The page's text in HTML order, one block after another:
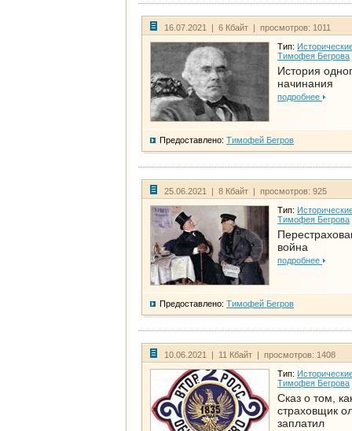
16.07.2021 | 6 Кбайт | просмотров: 1011
Тип:
Тимофея Бегрова
История
начинания
подробнее
Предоставлено: Тимофей Бегров
25.06.2021 | 8 Кбайт | просмотров: 925
Тип:
Тимофея Бегрова
война
подробнее
Предоставлено: Тимофей Бегров
10.06.2021 | 11 Кбайт | просмотров: 1408
Тип:
Тимофея Бегрова
Сказ о том,
страховщик
заплатил